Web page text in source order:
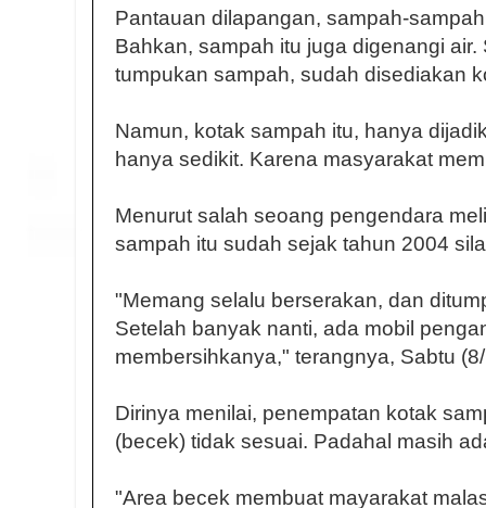
Pantauan dilapangan, sampah-
Bahkan, sampah itu juga digenangi air.
tumpukan sampah, sudah disediakan
Namun, kotak sampah itu, hanya
hanya sedikit. Karena masyarakat
Menurut salah seoang pengendara
sampah itu sudah sejak tahun 2004
"Memang selalu berserakan, dan
Setelah banyak nanti, ada mobil
membersihkanya," terangnya, Sabtu
Dirinya menilai, penempatan kotak
(becek) tidak sesuai. Padahal masih
"Area becek membuat mayarakat